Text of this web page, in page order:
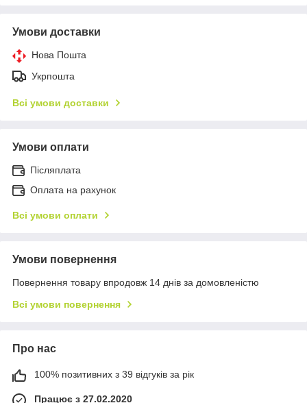
Умови доставки
Нова Пошта
Укрпошта
Всі умови доставки
Умови оплати
Післяплата
Оплата на рахунок
Всі умови оплати
Умови повернення
Повернення товару впродовж 14 днів за домовленістю
Всі умови повернення
Про нас
100% позитивних з 39 відгуків за рік
Працює з 27.02.2020